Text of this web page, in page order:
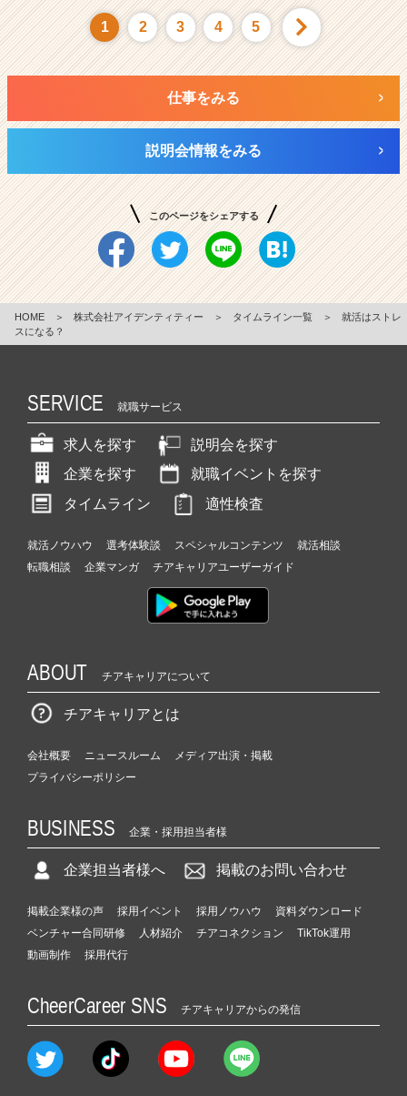
1 2 3 4 5
仕事をみる
説明会情報をみる
このページをシェアする
HOME ＞ 株式会社アイデンティティー ＞ タイムライン一覧 ＞
就活はストレ
スになる？
SERVICE 就職サービス
求人を探す
説明会を探す
企業を探す
就職イベントを探す
タイムライン
適性検査
就活ノウハウ 選考体験談 スペシャルコンテンツ
就活相談
転職相談
企業マンガ チアキャリアユーザーガイド
ABOUT チアキャリアについて
チアキャリアとは
会社概要 ニュースルーム
メディア出演・掲載
プライバシーポリシー
BUSINESS 企業・採用担当者様
企業担当者様へ 掲載のお問い合わせ
掲載企業様の声 採用イベント 採用ノウハウ
資料ダウンロード
ベンチャー合同研修
人材紹介 チアコネクション
TikTok運用
動画制作
採用代行
CheerCareer SNS チアキャリアからの発信